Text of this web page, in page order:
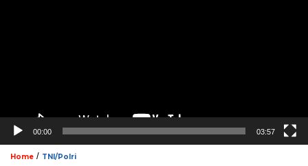
00:00 03:57
Home / TNI/Polri